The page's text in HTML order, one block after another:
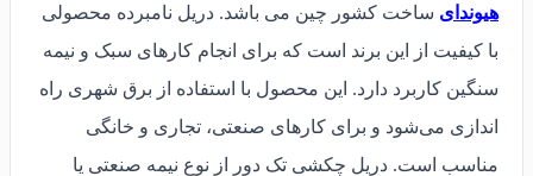
هیوندای ساخت کشور چین می باشد. دریل نامبرده محصولی
با کیفیت از این برند است که برای انجام کارهای سبک و نیمه
سنگین کاربرد دارد. این محصول با استفاده از برق شهری راه
اندازی می‌شود و برای کارهای صنعتی، تجاری و خانگی
مناسب است. دریل چکشی تک دور از نوع نیمه صنعتی یا